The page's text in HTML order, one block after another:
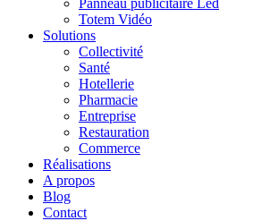
Panneau publicitaire Led
Totem Vidéo
Solutions
Collectivité
Santé
Hotellerie
Pharmacie
Entreprise
Restauration
Commerce
Réalisations
A propos
Blog
Contact